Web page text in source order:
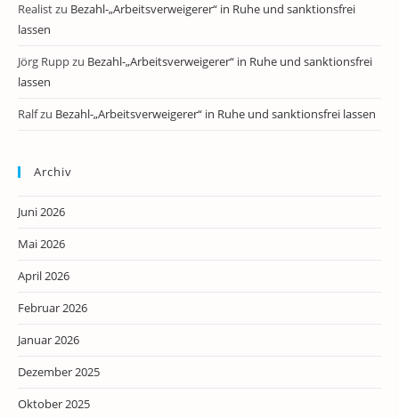
Realistzu Bezahl-„Arbeitsverweigerer“ in Ruhe und sanktionsfrei
lassen
Jörg Ruppzu Bezahl-„Arbeitsverweigerer“ in Ruhe und sanktionsfrei
lassen
Ralfzu Bezahl-„Arbeitsverweigerer“ in Ruhe und sanktionsfrei lassen
Archiv
Juni 2026
Mai 2026
April 2026
Februar 2026
Januar 2026
Dezember 2025
Oktober 2025